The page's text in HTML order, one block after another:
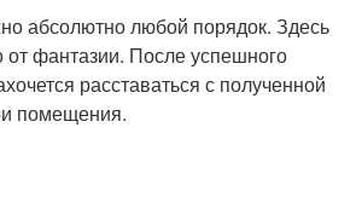
абсолютно любой порядок. Здесь
от фантазии. После успешного
расставаться с полученной
помещения.